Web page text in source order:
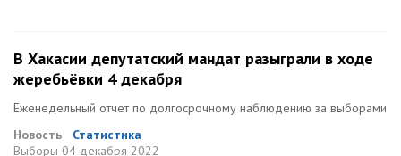
В Хакасии депутатский мандат разыграли в ходе
жеребьёвки 4 декабря
Еженедельный отчет по долгосрочному наблюдению за выборами
Новость
Статистика
Выборы 04 декабря 2022